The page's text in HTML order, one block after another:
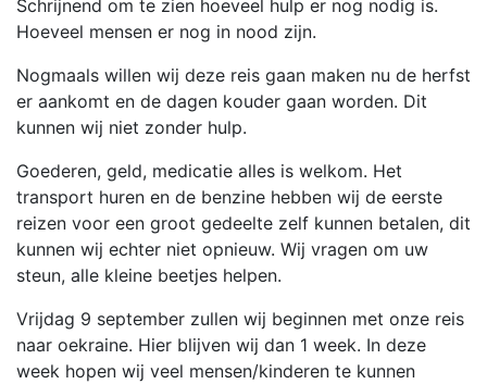
Schrijnend om te zien hoeveel hulp er nog nodig is.
Hoeveel mensen er nog in nood zijn.
Nogmaals willen wij deze reis gaan maken nu de herfst
er aankomt en de dagen kouder gaan worden. Dit
kunnen wij niet zonder hulp.
Goederen, geld, medicatie alles is welkom. Het
transport huren en de benzine hebben wij de eerste
reizen voor een groot gedeelte zelf kunnen betalen, dit
kunnen wij echter niet opnieuw. Wij vragen om uw
steun, alle kleine beetjes helpen.
Vrijdag 9 september zullen wij beginnen met onze reis
naar oekraine. Hier blijven wij dan 1 week. In deze
week hopen wij veel mensen/kinderen te kunnen